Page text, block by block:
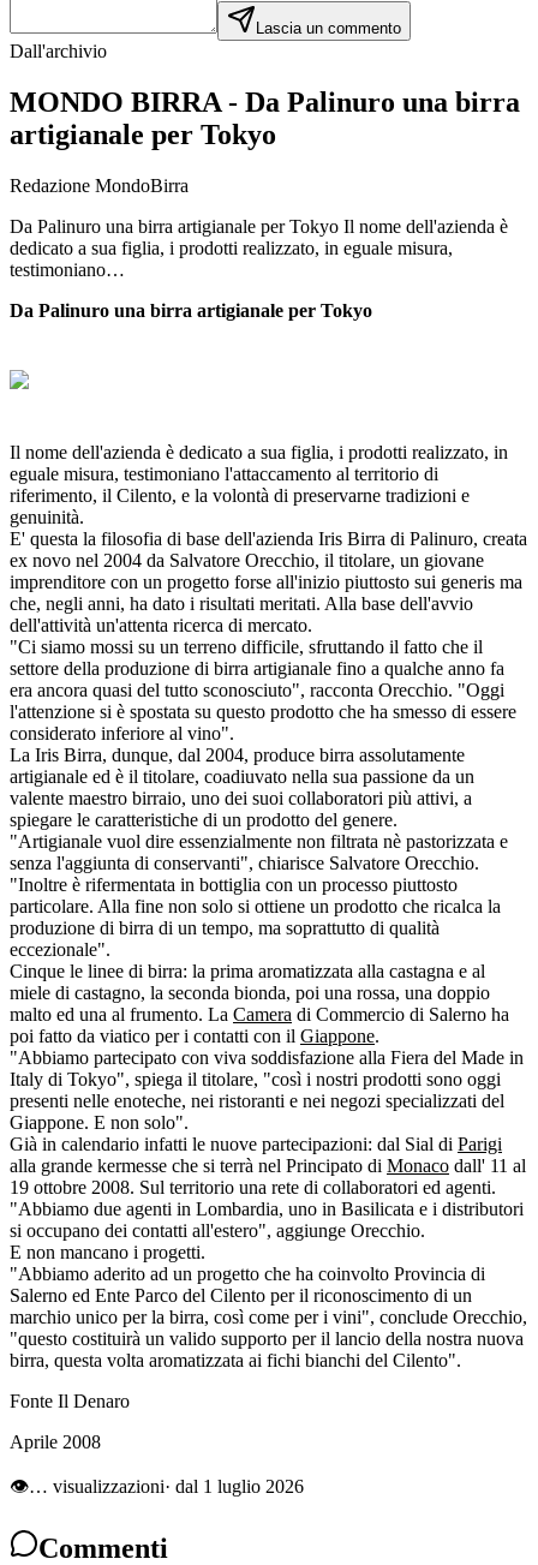
Lascia un commento
Dall'archivio
MONDO BIRRA - Da Palinuro una birra
artigianale per Tokyo
Redazione MondoBirra
Da Palinuro una birra artigianale per Tokyo Il nome dell'azienda è
dedicato a sua figlia, i prodotti realizzato, in eguale misura,
testimoniano…
Da Palinuro una birra artigianale per Tokyo
Il nome dell'azienda è dedicato a sua figlia, i prodotti realizzato, in
eguale misura, testimoniano l'attaccamento al territorio di
riferimento, il Cilento, e la volontà di preservarne tradizioni e
genuinità.
E' questa la filosofia di base dell'azienda Iris Birra di Palinuro, creata
ex novo nel 2004 da Salvatore Orecchio, il titolare, un giovane
imprenditore con un progetto forse all'inizio piuttosto sui generis ma
che, negli anni, ha dato i risultati meritati. Alla base dell'avvio
dell'attività un'attenta ricerca di mercato.
"Ci siamo mossi su un terreno difficile, sfruttando il fatto che il
settore della produzione di birra artigianale fino a qualche anno fa
era ancora quasi del tutto sconosciuto", racconta Orecchio. "Oggi
l'attenzione si è spostata su questo prodotto che ha smesso di essere
considerato inferiore al vino".
La Iris Birra, dunque, dal 2004, produce birra assolutamente
artigianale ed è il titolare, coadiuvato nella sua passione da un
valente maestro birraio, uno dei suoi collaboratori più attivi, a
spiegare le caratteristiche di un prodotto del genere.
"Artigianale vuol dire essenzialmente non filtrata nè pastorizzata e
senza l'aggiunta di conservanti", chiarisce Salvatore Orecchio.
"Inoltre è rifermentata in bottiglia con un processo piuttosto
particolare. Alla fine non solo si ottiene un prodotto che ricalca la
produzione di birra di un tempo, ma soprattutto di qualità
eccezionale".
Cinque le linee di birra: la prima aromatizzata alla castagna e al
miele di castagno, la seconda bionda, poi una rossa, una doppio
malto ed una al frumento. La Camera di Commercio di Salerno ha
poi fatto da viatico per i contatti con il Giappone.
"Abbiamo partecipato con viva soddisfazione alla Fiera del Made in
Italy di Tokyo", spiega il titolare, "così i nostri prodotti sono oggi
presenti nelle enoteche, nei ristoranti e nei negozi specializzati del
Giappone. E non solo".
Già in calendario infatti le nuove partecipazioni: dal Sial di Parigi
alla grande kermesse che si terrà nel Principato di Monaco dall' 11 al
19 ottobre 2008. Sul territorio una rete di collaboratori ed agenti.
"Abbiamo due agenti in Lombardia, uno in Basilicata e i distributori
si occupano dei contatti all'estero", aggiunge Orecchio.
E non mancano i progetti.
"Abbiamo aderito ad un progetto che ha coinvolto Provincia di
Salerno ed Ente Parco del Cilento per il riconoscimento di un
marchio unico per la birra, così come per i vini", conclude Orecchio,
"questo costituirà un valido supporto per il lancio della nostra nuova
birra, questa volta aromatizzata ai fichi bianchi del Cilento".
Fonte Il Denaro
Aprile 2008
👁… visualizzazioni· dal 1 luglio 2026
Commenti